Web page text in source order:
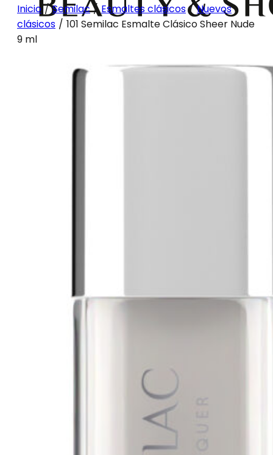
Inicio / Semilac / Esmaltes clásicos / Nuevos
clásicos / 101 Semilac Esmalte Clásico Sheer Nude
9 ml